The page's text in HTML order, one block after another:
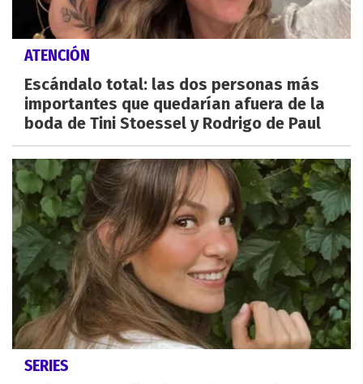
ATENCIÓN
Escándalo total: las dos personas más
importantes que quedarían afuera de la
boda de Tini Stoessel y Rodrigo de Paul
SERIES